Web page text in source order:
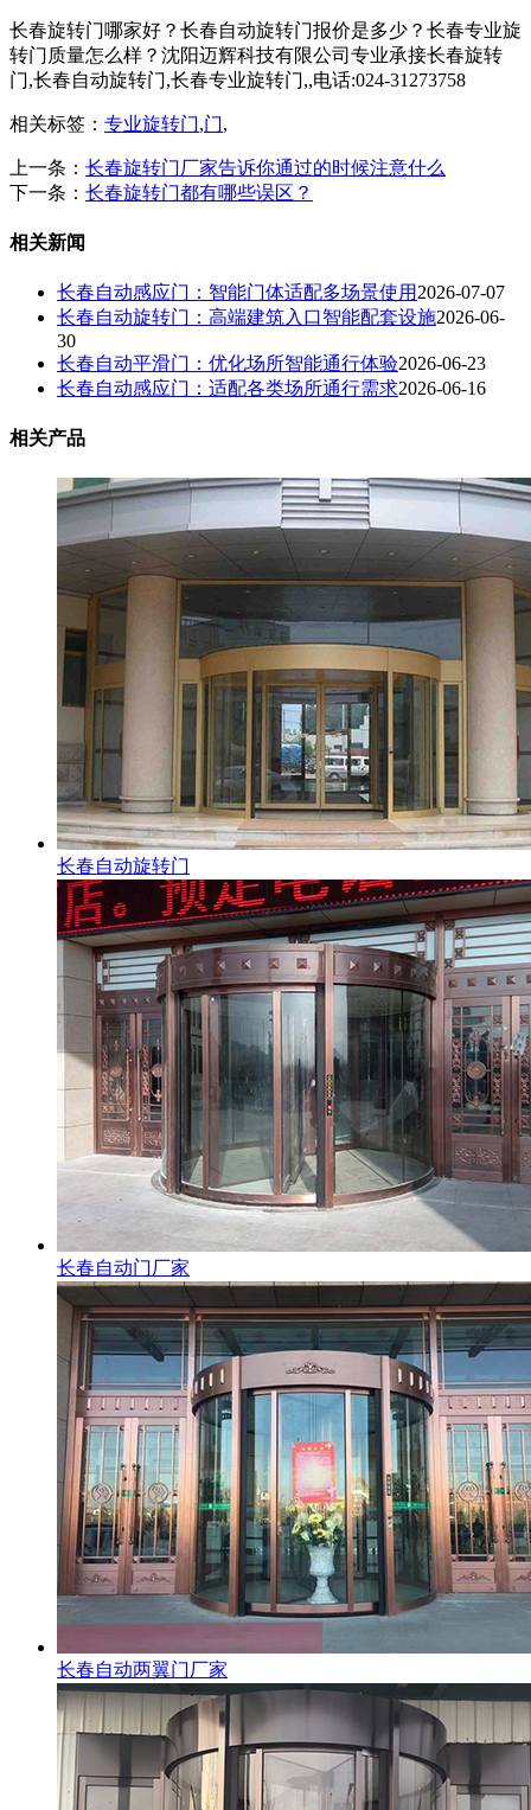
长春旋转门哪家好？长春自动旋转门报价是多少？长春专业旋
转门质量怎么样？沈阳迈辉科技有限公司专业承接长春旋转
门,长春自动旋转门,长春专业旋转门,,电话:024-31273758
相关标签： 专业旋转门,门,
上一条： 长春旋转门厂家告诉你通过的时候注意什么
下一条： 长春旋转门都有哪些误区？
相关新闻
长春自动感应门：智能门体适配多场景使用 2026-07-07
长春自动旋转门：高端建筑入口智能配套设施2026-06-
30
长春自动平滑门：优化场所智能通行体验2026-06-23
长春自动感应门：适配各类场所通行需求2026-06-16
相关产品
长春自动旋转门
长春自动门厂家
长春自动两翼门厂家